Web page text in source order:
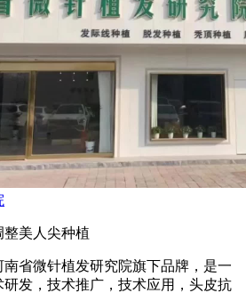
整美人尖种植
省微针植发研究院旗下品牌，是一
发，技术推广，技术应用，头皮抗